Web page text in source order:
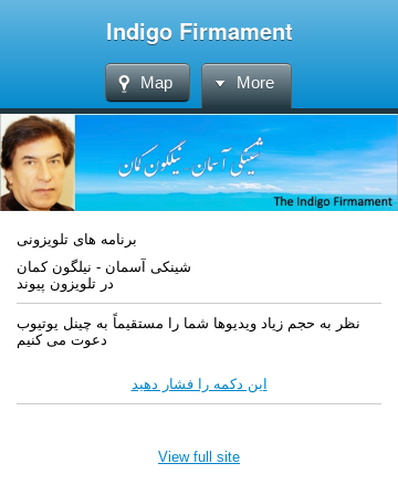
Indigo Firmament
Map More
برنامه های تلویزونی
شینکی آسمان - نیلگون کمان
در تلویزون پیوند
نظر به حجم زیاد ویدیوها شما را مستقیماً به چینل یوتیوب
دعوت می کنیم
این دکمه را فشار دهید
View full site